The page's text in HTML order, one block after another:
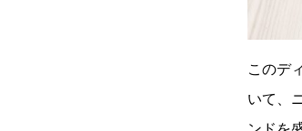
このデ
いて、